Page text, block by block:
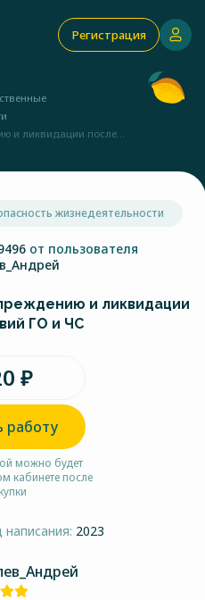
Регистрация
и ликвидации после...
жизнедеятельности
от пользователя
и ликвидации
ГО и ЧС
₽
работу
можно будет
кабинете после
написания: 2023